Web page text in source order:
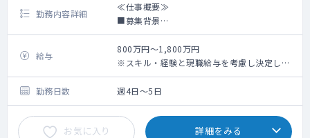
Provide scientific leadership within Japan
and across global matrix teams
Integrate biomarker strategies into clinical
protocols and study designs
Partner with internal experts to plan and
execute biomarker studies effectively
Interpret biomarker data and contribute to
clinical study reports and decision-making
Ensure alignment across therapeutic areas,
indications, and global biomarker leaders
勤務内容詳細
≪仕事概要≫
■募集背景
当社は救急データプラットフォーム（NEXT
Stage ER 全国大病院 70箇所以上に展開）を
通じて構築した医療機関との関係性を軸に、
オンコロジー、急性期、希少疾患などの疾患
領域を中心とした製薬企業向け医療データサ
ービスを展開している企業です。
本医療データサービスでは、電子カルテの
DPCデータ、検査データ、テキストデータ等
給与
800万円～1,800万円
※スキル・経験と現職給与を考慮し決定しま
す
※週1～2回の臨床アルバイトの副業可
勤務日数 週4日～5日
お気に入り 詳細をみる